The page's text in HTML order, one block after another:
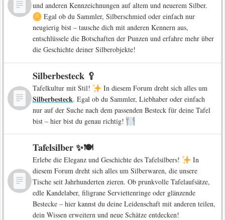
und anderen Kennzeichnungen auf altem und neuerem Silber.
Egal ob du Sammler, Silberschmied oder einfach nur
neugierig bist – tausche dich mit anderen Kennern aus,
entschlüssele die Botschaften der Punzen und erfahre mehr über
die Geschichte deiner Silberobjekte!
Silberbesteck 🥄
Tafelkultur mit Stil! In diesem Forum dreht sich alles um
Silberbesteck. Egal ob du Sammler, Liebhaber oder einfach
nur auf der Suche nach dem passenden Besteck für deine Tafel
bist – hier bist du genau richtig!
Tafelsilber ✨🍽️
Erlebe die Eleganz und Geschichte des Tafelsilbers!
In
diesem Forum dreht sich alles um Silberwaren, die unsere
Tische seit Jahrhunderten zieren. Ob prunkvolle Tafelaufsätze,
edle Kandelaber, filigrane Serviettenringe oder glänzende
Bestecke – hier kannst du deine Leidenschaft mit anderen teilen,
dein Wissen erweitern und neue Schätze entdecken!